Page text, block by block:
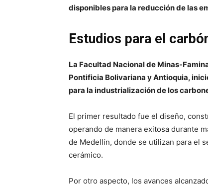
disponibles para la reducción de las
Estudios para el
La Facultad Nacional de Minas-
Pontificia Bolivariana y Antioquia,
para la industrialización de los
El primer resultado fue el diseño,
operando de manera exitosa durante
de Medellín, donde se utilizan para el
cerámico.
Por otro aspecto, los avances